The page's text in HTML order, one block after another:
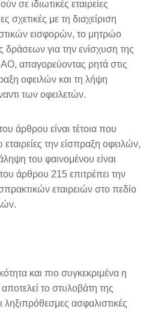
σε ιδιωτικές εταιρείες
σχετικές με τη διαχείριση
εισφορών, το μητρώο
δράσεων για την ενίσχυση της
απαγορεύοντας ρητά στις
οφειλών και τη λήψη
των οφειλετών.
άρθρου είναι τέτοια που
την είσπραξη οφειλών,
του φαινομένου είναι
άρθρου 215 επιτρέπει την
εταιρειών στο πεδίο
και πιο συγκεκριμένα η
το στυλοβάτη της
ληξιπρόθεσμες ασφαλιστικές